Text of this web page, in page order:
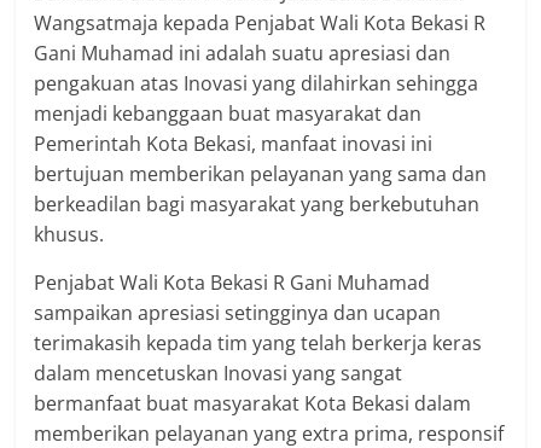
Wangsatmaja kepada Penjabat Wali Kota Bekasi R
Gani Muhamad ini adalah suatu apresiasi dan
pengakuan atas Inovasi yang dilahirkan sehingga
menjadi kebanggaan buat masyarakat dan
Pemerintah Kota Bekasi, manfaat inovasi ini
bertujuan memberikan pelayanan yang sama dan
berkeadilan bagi masyarakat yang berkebutuhan
khusus.
Penjabat Wali Kota Bekasi R Gani Muhamad
sampaikan apresiasi setingginya dan ucapan
terimakasih kepada tim yang telah berkerja keras
dalam mencetuskan Inovasi yang sangat
bermanfaat buat masyarakat Kota Bekasi dalam
memberikan pelayanan yang extra prima, responsif